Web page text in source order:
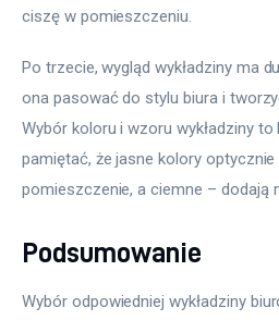
ciszę w pomieszczeniu.
Po trzecie, wygląd wykładziny ma
ona pasować do stylu biura i
Wybór koloru i wzoru wykładziny
pamiętać, że jasne kolory
pomieszczenie, a ciemne – dodają
Podsumowanie
Wybór odpowiedniej wykładziny